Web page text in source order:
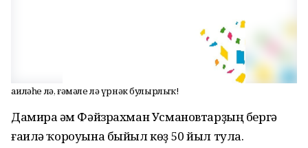
Ғаиләһе лә, ғәмәле лә үрнәк булырлыҡ!
Дамира һәм Фәйзрахман Усмановтарҙың бергә
ғаилә ҡороуына быйыл көҙ 50 йыл тула.